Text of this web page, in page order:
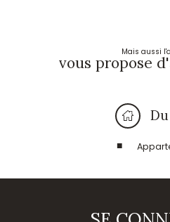
Mais aussi
vous propose